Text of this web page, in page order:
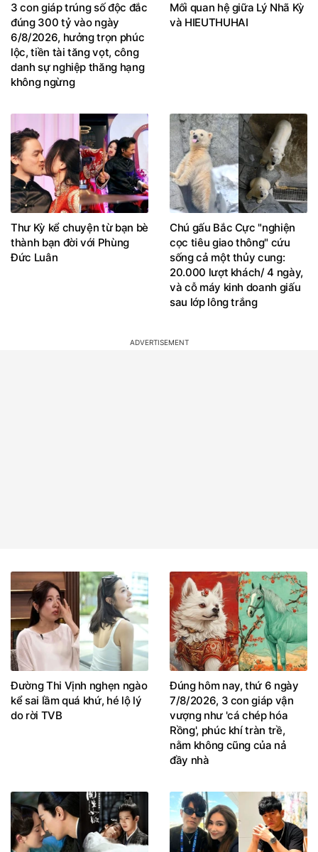
3 con giáp trúng số độc đắc
đúng 300 tỷ vào ngày
6/8/2026, hưởng trọn phúc
lộc, tiền tài tăng vọt, công
danh sự nghiệp thăng hạng
không ngừng
Mối quan hệ giữa Lý Nhã Kỳ
và HIEUTHUHAI
Thư Kỳ kể chuyện từ bạn bè
thành bạn đời với Phùng
Đức Luân
Chú gấu Bắc Cực "nghiện
cọc tiêu giao thông" cứu
sống cả một thủy cung:
20.000 lượt khách/ 4 ngày,
và cỗ máy kinh doanh giấu
sau lớp lông trắng
Đường Thi Vịnh nghẹn ngào
kể sai lầm quá khứ, hé lộ lý
do rời TVB
Đúng hôm nay, thứ 6 ngày
7/8/2026, 3 con giáp vận
vượng như 'cá chép hóa
Rồng', phúc khí tràn trề,
nằm không cũng của nả
đầy nhà